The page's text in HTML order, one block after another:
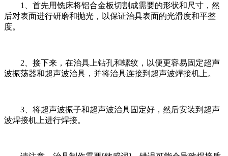
1、首先用铣床将铝合金板切割成需要的形状和尺寸，然
后对表面进行研磨和抛光，以保证治具表面的光滑度和平整
度。
2、接下来，在治具上钻孔和螺纹，以便更容易固定超声
波振荡器和超声波治具，并将治具连接到超声波焊接机上。
3、将超声波振子和超声波治具固定好，然后安装到超声
波焊接机上进行焊接。